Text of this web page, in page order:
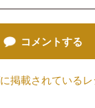
コメントする
掲載されている
ィンドウで開きま